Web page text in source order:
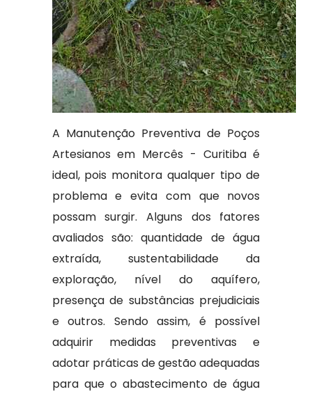
A Manutenção Preventiva de Poços
Artesianos em Mercês - Curitiba é
ideal, pois monitora qualquer tipo de
problema e evita com que novos
possam surgir. Alguns dos fatores
avaliados são: quantidade de água
extraída, sustentabilidade da
exploração, nível do aquífero,
presença de substâncias prejudiciais
e outros. Sendo assim, é possível
adquirir medidas preventivas e
adotar práticas de gestão adequadas
para que o abastecimento de água